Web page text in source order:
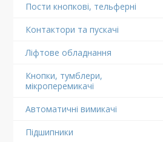
Пости кнопкові, тельферні
Контактори та пускачі
Ліфтове обладнання
Кнопки, тумблери,
мікроперемикачі
Автоматичні вимикачі
Підшипники